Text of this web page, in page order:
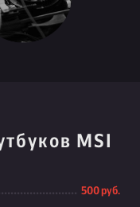
MSI
500 руб.